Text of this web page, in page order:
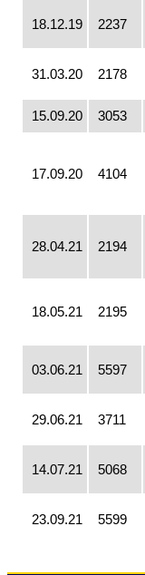
18.12.19 2237
31.03.20 2178
15.09.20 3053
17.09.20 4104
28.04.21 2194
18.05.21 2195
03.06.21 5597
29.06.21 3711
14.07.21 5068
23.09.21 5599